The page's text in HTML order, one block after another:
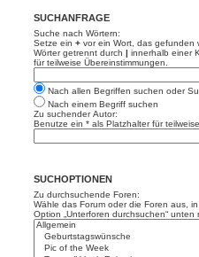
SUCHANFRAGE
Suche nach Wörtern:
Setze ein + vor ein Wort, das gefunden
Wörter getrennt durch | innerhalb einer
für teilweise Übereinstimmungen.
Nach allen Begriffen suchen oder
Nach einem Begriff suchen
Zu suchender Autor:
Benutze ein * als Platzhalter für
SUCHOPTIONEN
Zu durchsuchende Foren:
Wähle das Forum oder die Foren aus,
Option „Unterforen durchsuchen“ unten